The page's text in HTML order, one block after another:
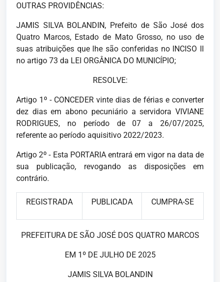
OUTRAS PROVIDÊNCIAS:
JAMIS SILVA BOLANDIN, Prefeito de São José dos
Quatro Marcos, Estado de Mato Grosso, no uso de
suas atribuições que lhe são conferi­das no INCISO II
no artigo 73 da LEI ORGÂNICA DO MUNICÍPIO;
RESOLVE:
Artigo 1º - CONCEDER vinte dias de férias e converter
dez dias em abono pecuniário a servidora VIVIANE
RODRIGUES, no período de 07 a 26/07/2025,
referente ao período aquisitivo 2022/2023.
Artigo 2º - Esta PORTARIA entrará em vigor na data de
sua publicação, revogando as disposições em
contrário.
REGISTRADA PUBLICADA CUMPRA-SE
PREFEITURA DE SÃO JOSÉ DOS QUATRO MARCOS
EM 1º DE JULHO DE 2025
JAMIS SILVA BOLANDIN